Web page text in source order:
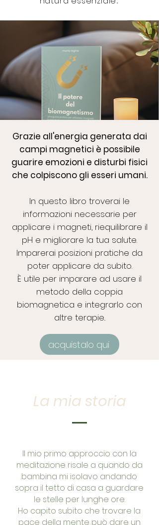
Grazie all'energia generata dai
campi magnetici è possibile
guarire emozioni e disturbi fisici
che colpiscono gli esseri umani.
In questo libro troverai le
informazioni necessarie per
applicare i magneti, riequilibrare il
pH e migliorare la tua salute.
Imparerai posizioni pratiche da
poter applicare da subito.
È utile per imparare ad usare il
metodo della coppia
biomagnetica e integrarlo con
altre terapie..
acquistalo qui
La mia storia
Il mio primo approccio con la
meditazione risale a quando da
bambina mi isolavo andando
sopra il tetto di casa a guardare
le stelle per lunghe ore.
Ho capito subito che trovare la
pace della mente può dare un